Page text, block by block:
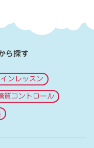
ら探す
ンレッスン
質コントロール